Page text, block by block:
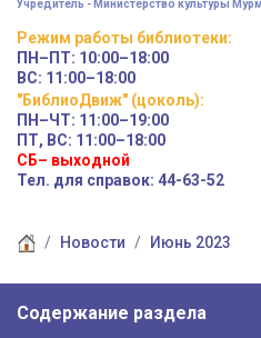
Учредитель - Министерство культуры
Режим работы библиотеки:
ПН–ПТ: 10:00–18:00
ВС: 11:00–18:00
"БиблиоДвиж" (цоколь):
ПН–ЧТ: 11:00–19:00
ПТ, ВС: 11:00–18:00
СБ– выходной
Тел. для справок: 44-63-52
Новости Июнь 2023
Содержание раздела